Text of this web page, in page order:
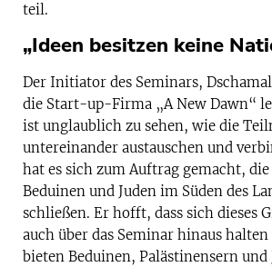
teil.
„Ideen besitzen keine
Der Initiator des Seminars,
die Start-up-Firma „A New Dawn“
ist unglaublich zu sehen, wie die
untereinander austauschen und
hat es sich zum Auftrag gemacht,
Beduinen und Juden im Süden des
schließen. Er hofft, dass sich dieses
auch über das Seminar hinaus
bieten Beduinen, Palästinensern und